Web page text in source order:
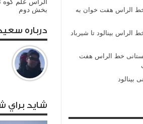
بخش دوم
درباره
شايد براي
الراس هفت خوان به
بینالود تا شیرباد
خط الراس هفت
بینالود